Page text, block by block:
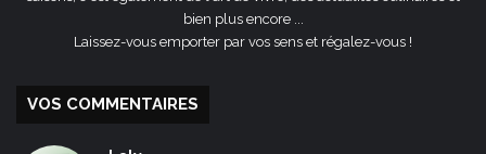
bien plus encore ...
Laissez-vous emporter par vos sens et régalez-vous !
VOS COMMENTAIRES